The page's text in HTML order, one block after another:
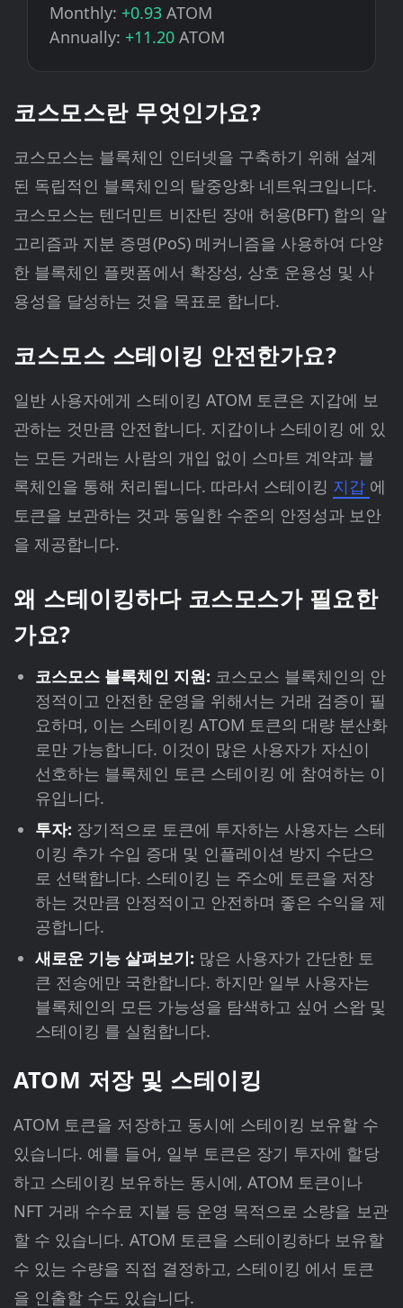
Monthly: +0.93 ATOM
Annually: +11.20 ATOM
코스모스란 무엇인가요?
코스모스는 블록체인 인터넷을 구축하기 위해 설계
된 독립적인 블록체인의 탈중앙화 네트워크입니다.
코스모스는 텐더민트 비잔틴 장애 허용(BFT) 합의 알
고리즘과 지분 증명(PoS) 메커니즘을 사용하여 다양
한 블록체인 플랫폼에서 확장성, 상호 운용성 및 사
용성을 달성하는 것을 목표로 합니다.
코스모스 스테이킹 안전한가요?
일반 사용자에게 스테이킹 ATOM 토큰은 지갑에 보
관하는 것만큼 안전합니다. 지갑이나 스테이킹 에 있
는 모든 거래는 사람의 개입 없이 스마트 계약과 블
록체인을 통해 처리됩니다. 따라서 스테이킹 지갑 에
토큰을 보관하는 것과 동일한 수준의 안정성과 보안
을 제공합니다.
왜 스테이킹하다 코스모스가 필요한
가요?
코스모스 블록체인 지원: 코스모스 블록체인의 안
정적이고 안전한 운영을 위해서는 거래 검증이 필
요하며, 이는 스테이킹 ATOM 토큰의 대량 분산화
로만 가능합니다. 이것이 많은 사용자가 자신이
선호하는 블록체인 토큰 스테이킹 에 참여하는 이
유입니다.
투자: 장기적으로 토큰에 투자하는 사용자는 스테
이킹 추가 수입 증대 및 인플레이션 방지 수단으
로 선택합니다. 스테이킹 는 주소에 토큰을 저장
하는 것만큼 안정적이고 안전하며 좋은 수익을 제
공합니다.
새로운 기능 살펴보기: 많은 사용자가 간단한 토
큰 전송에만 국한합니다. 하지만 일부 사용자는
블록체인의 모든 가능성을 탐색하고 싶어 스왑 및
스테이킹 를 실험합니다.
ATOM 저장 및 스테이킹
ATOM 토큰을 저장하고 동시에 스테이킹 보유할 수
있습니다. 예를 들어, 일부 토큰은 장기 투자에 할당
하고 스테이킹 보유하는 동시에, ATOM 토큰이나
NFT 거래 수수료 지불 등 운영 목적으로 소량을 보관
할 수 있습니다. ATOM 토큰을 스테이킹하다 보유할
수 있는 수량을 직접 결정하고, 스테이킹 에서 토큰
을 인출할 수도 있습니다.